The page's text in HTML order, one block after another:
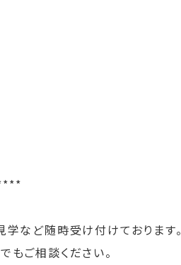
学など随時受け付けております。
もご相談ください。